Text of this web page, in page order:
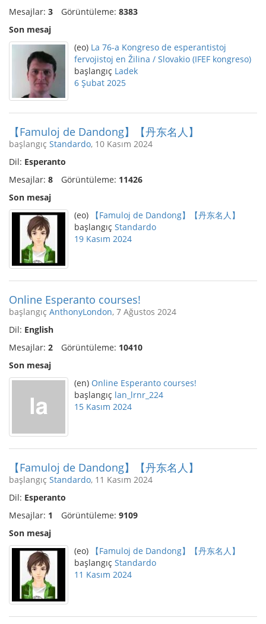
Mesajlar: 3 Görüntüleme: 8383
Son mesaj
(eo) La 76-a Kongreso de esperantistoj
fervojistoj en Žilina / Slovakio (IFEF kongreso)
başlangıç Ladek
6 Şubat 2025
【Famuloj de Dandong】【丹东名人】
başlangıç Standardo, 10 Kasım 2024
Dil: Esperanto
Mesajlar: 8 Görüntüleme: 11426
Son mesaj
(eo)
【Famuloj de Dandong】【丹东名人】
başlangıç Standardo
19 Kasım 2024
Online Esperanto courses!
başlangıç AnthonyLondon, 7 Ağustos 2024
Dil: English
Mesajlar: 2 Görüntüleme: 10410
Son mesaj
(en) Online Esperanto courses!
başlangıç lan_lrnr_224
15 Kasım 2024
【Famuloj de Dandong】【丹东名人】
başlangıç Standardo, 11 Kasım 2024
Dil: Esperanto
Mesajlar: 1 Görüntüleme: 9109
Son mesaj
(eo)
【Famuloj de Dandong】【丹东名人】
başlangıç Standardo
11 Kasım 2024